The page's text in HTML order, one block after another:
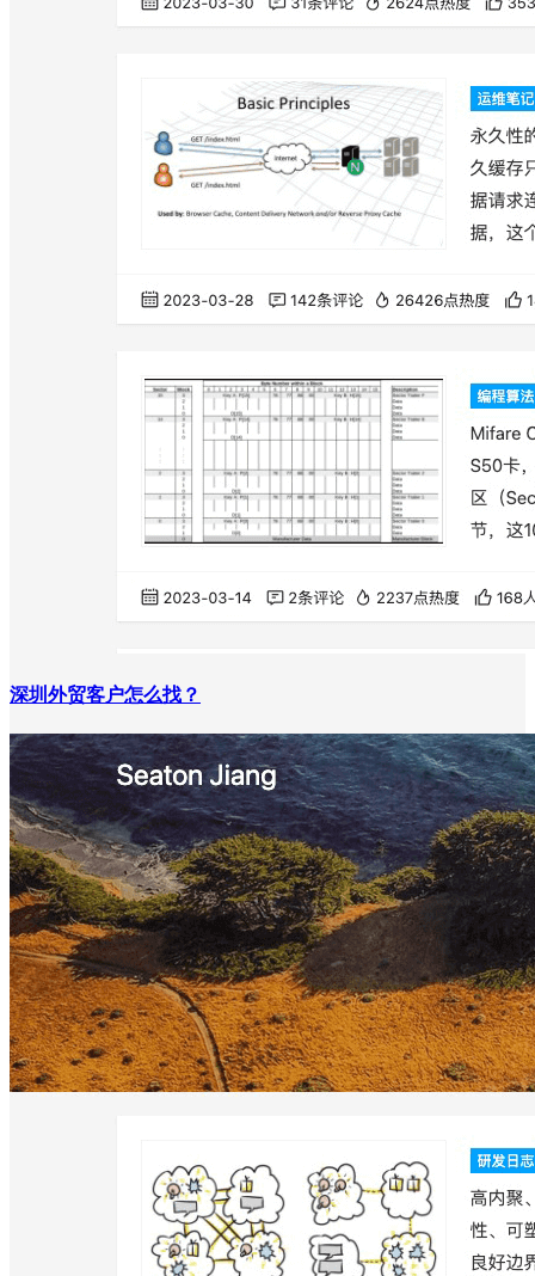
深圳外贸客户怎么找？